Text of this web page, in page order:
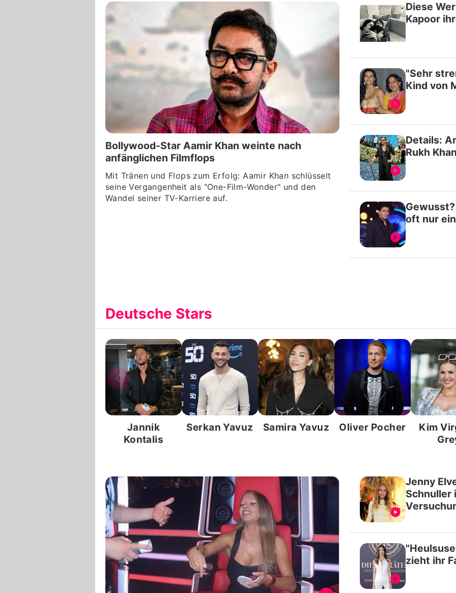
Team
Redaktionelle Richtlinien
Impressum
Datenschutzerklärung
Nutzungsbedingungen
Utiq verwalten
Bollywood-Star Aamir Khan weinte nach
anfänglichen Filmflops
Mit Tränen und Flops zum Erfolg: Aamir Khan schlüsselt
seine Vergangenheit als "One-Film-Wonder" und den
Wandel seiner TV-Karriere auf.
Diese
Kapoor
"Sehr
Kind von
Details:
Rukh
oft nur
Deutsche Stars
Jannik
Kontalis
Serkan Yavuz Samira Yavuz Oliver Pocher
Kim
Jenny
Schnuller
zieht ihr